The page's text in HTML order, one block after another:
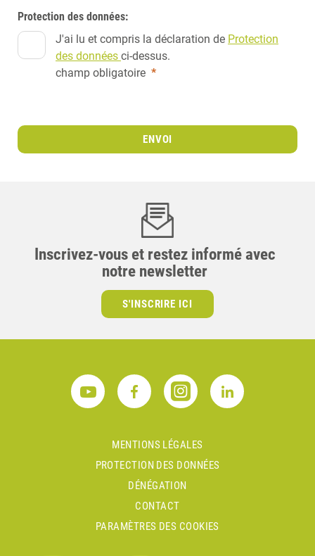
Protection des données:
J'ai lu et compris la déclaration de Protection
des données ci-dessus.
champ obligatoire *
ENVOI
Inscrivez-vous et restez informé avec
notre newsletter
S'INSCRIRE ICI
MENTIONS LÉGALES
PROTECTION DES DONNÉES
DÉNÉGATION
CONTACT
PARAMÈTRES DES COOKIES